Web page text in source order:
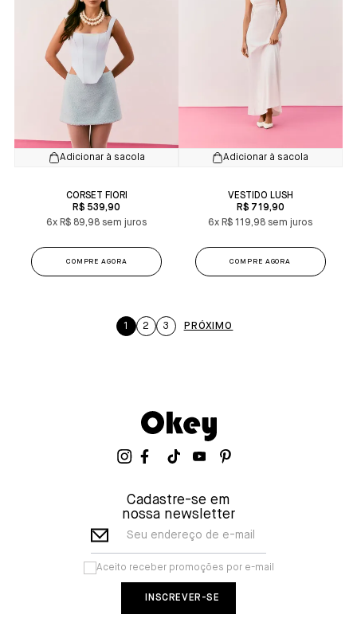
Adicionar à sacola
CORSET FIORI
R$ 539,90
6x R$ 89,98
Adicionar à sacola
VESTIDO LUSH
R$ 719,90
6x R$ 119,98
1 2 3
Cadastre-se em
nossa newsletter
Seu endereço de e-mail
Aceito receber promoções por e-mail